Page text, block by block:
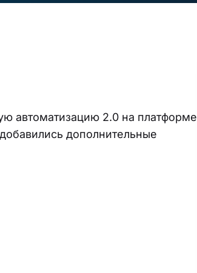
автоматизацию 2.0 на платформе
дополнительные